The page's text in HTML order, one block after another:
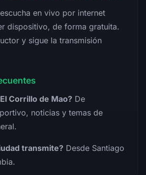
en vivo por internet
dispositivo, de forma gratuita.
y sigue la transmisión
Corrillo de Mao? De
noticias y temas de
transmite? Desde Santiago